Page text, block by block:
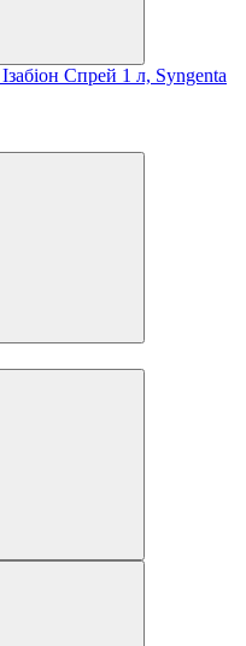
Спрей 1 л, Syngenta